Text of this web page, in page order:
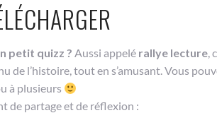
petit quizz ? Aussi appelé rallye lecture,
l’histoire, tout en s’amusant. Vous
à plusieurs
de partage et de réflexion :